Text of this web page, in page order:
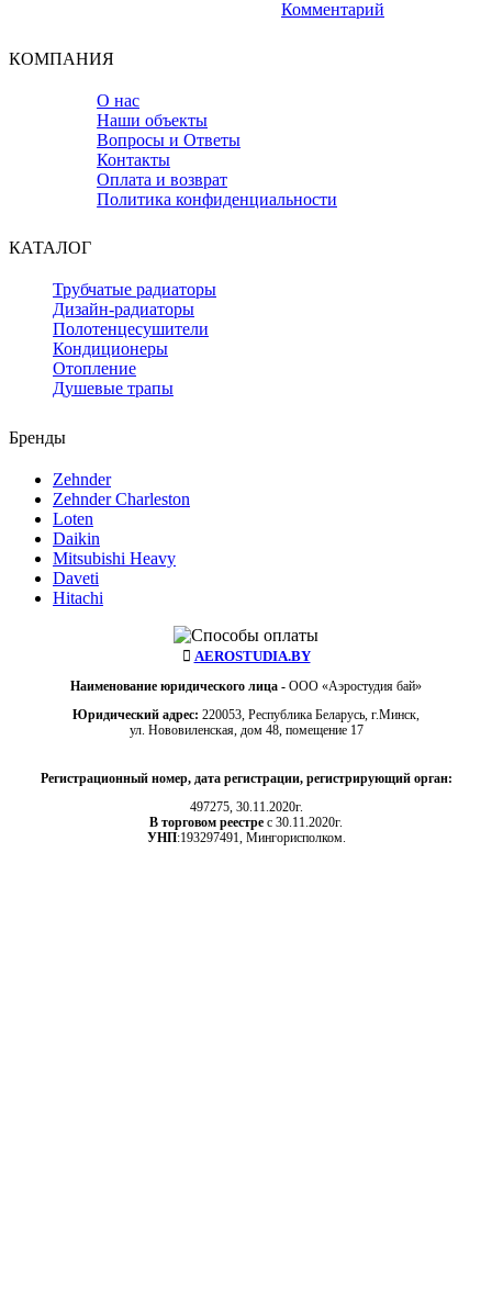
Комментарий
КОМПАНИЯ
О нас
Наши объекты
Вопросы и Ответы
Контакты
Оплата и возврат
Политика конфиденциальности
КАТАЛОГ
Трубчатые радиаторы
Дизайн-радиаторы
Полотенцесушители
Кондиционеры
Отопление
Душевые трапы
Бренды
Zehnder
Zehnder Charleston
Loten
Daikin
Mitsubishi Heavy
Daveti
Hitachi
AEROSTUDIA.BY
Наименование юридического лица - ООО «Аэростудия бай»
Юридический адрес: 220053, Республика Беларусь, г.Минск,
ул. Нововиленская, дом 48, помещение 17
Регистрационный номер, дата регистрации, регистрирующий орган:
497275, 30.11.2020г.
В торговом реестре с 30.11.2020г.
УНП:193297491, Мингорисполком.